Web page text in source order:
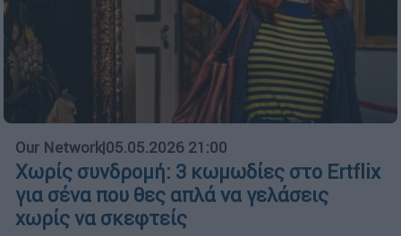
Our Network|05.05.2026 21:00
Χωρίς συνδρομή: 3 κωμωδίες στο Ertflix
για σένα που θες απλά να γελάσεις
χωρίς να σκεφτείς